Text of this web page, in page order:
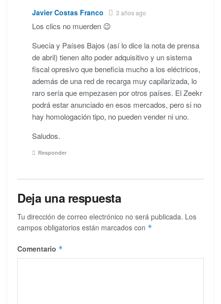
Javier Costas Franco 3 años ago
Los clics no muerden 😉
Suecia y Países Bajos (así lo dice la nota de prensa
de abril) tienen alto poder adquisitivo y un sistema
fiscal opresivo que beneficia mucho a los eléctricos,
además de una red de recarga muy capilarizada, lo
raro sería que empezasen por otros países. El Zeekr
podrá estar anunciado en esos mercados, pero si no
hay homologación tipo, no pueden vender ni uno.
Saludos.
Responder
Deja una respuesta
Tu dirección de correo electrónico no será publicada. Los
campos obligatorios están marcados con *
Comentario *